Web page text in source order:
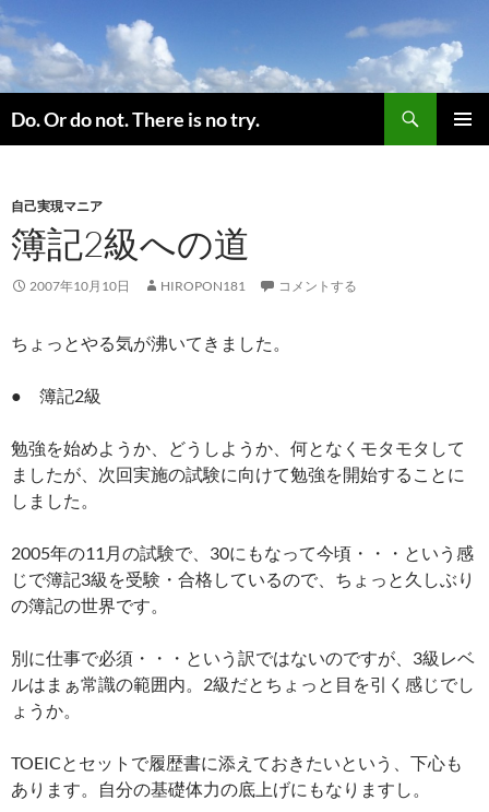
コ
ン
テ
ン
ツ
へ
プ
Do. Or do not. There is no try.
索
自己実現マニア
簿記2級への道
2007年10月10日 HIROPON181 コメントする
ちょっとやる気が沸いてきました。
● 簿記2級
勉強を始めようか、どうしようか、何となくモタモタして
ましたが、次回実施の試験に向けて勉強を開始することに
しました。
2005年の11月の試験で、30にもなって今頃・・・という感
じで簿記3級を受験・合格しているので、ちょっと久しぶり
の簿記の世界です。
別に仕事で必須・・・という訳ではないのですが、3級レベ
ルはまぁ常識の範囲内。2級だとちょっと目を引く感じでし
ょうか。
TOEICとセットで履歴書に添えておきたいという、下心も
あります。自分の基礎体力の底上げにもなりますし。